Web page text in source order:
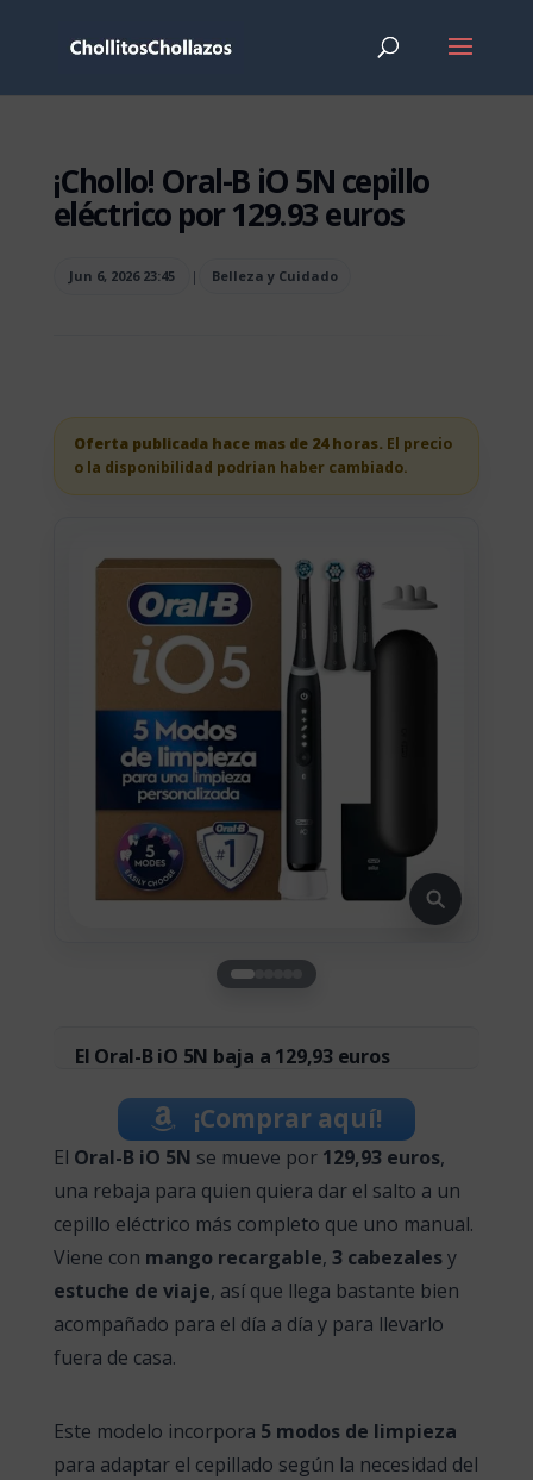
¡Chollo! Oral-B iO 5N cepillo
eléctrico por 129.93 euros
Jun 6, 2026 23:45 | Belleza y Cuidado
Oferta publicada hace mas de 24 horas. El precio
o la disponibilidad podrian haber cambiado.
El Oral-B iO 5N baja a 129,93 euros
¡Comprar aquí!
El Oral-B iO 5N se mueve por 129,93 euros,
una rebaja para quien quiera dar el salto a un
cepillo eléctrico más completo que uno manual.
Viene con mango recargable, 3 cabezalesy
estuche de viaje, así que llega bastante bien
acompañado para el día a día y para llevarlo
fuera de casa.
Este modelo incorpora 5 modos de limpieza
para adaptar el cepillado según la necesidad del